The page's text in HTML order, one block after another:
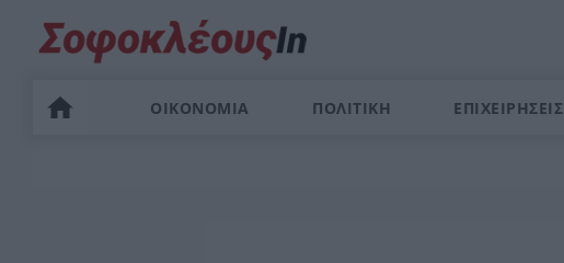
ΟΙΚΟΝΟΜΙΑ ΠΟΛΙΤΙΚΗ ΕΠΙΧΕΙΡΗΣΕΙΣ